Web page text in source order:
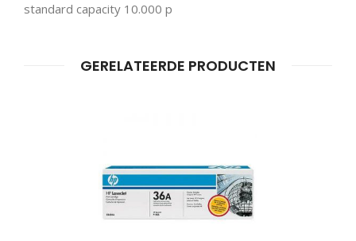
standard capacity 10.000 p
GERELATEERDE PRODUCTEN